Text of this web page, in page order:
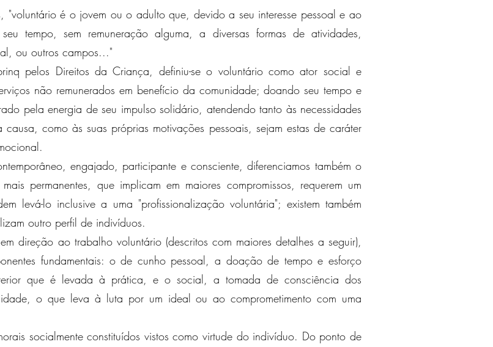
"voluntário é o jovem ou o adulto que, devido a seu interesse pessoal e ao
tempo, sem remuneração alguma, a diversas formas de atividades,
ou outros campos..."
pelos Direitos da Criança, definiu-se o voluntário como ator social e
não remunerados em benefício da comunidade; doando seu tempo e
pela energia de seu impulso solidário, atendendo tanto às necessidades
como às suas próprias motivações pessoais, sejam estas de caráter
engajado, participante e consciente, diferenciamos também o
permanentes, que implicam em maiores compromissos, requerem um
levá-lo inclusive a uma "profissionalização voluntária"; existem também
outro perfil de indivíduos.
direção ao trabalho voluntário (descritos com maiores detalhes a seguir),
fundamentais: o de cunho pessoal, a doação de tempo e esforço
que é levada à prática, e o social, a tomada de consciência dos
o que leva à luta por um ideal ou ao comprometimento com uma
socialmente constituídos vistos como virtude do indivíduo. Do ponto de